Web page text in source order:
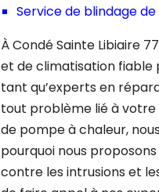
Service de blindage
À Condé Sainte Libiaire
et de climatisation fiable
tant qu’experts en
tout problème lié à
de pompe à chaleur,
pourquoi nous
contre les intrusions et